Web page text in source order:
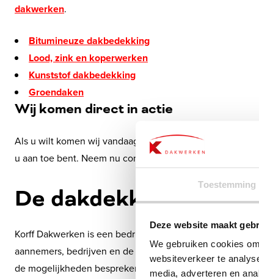
Toestemming
Deze website maakt
We gebruiken cookies
websiteverkeer te
media, adverteren en
dakwerken.
Bitumineuze dakbedekking
Lood, zink en koperwerken
Kunststof dakbedekking
Groendaken
Wij komen direct in actie
Als u wilt komen wij vandaag nog langs. Wij gaan het
u aan toe bent. Neem nu contact op voor een vrijblijvend
De dakdekker voor
Korff Dakwerken is een bedrijf dat zich vooral richt op
aannemers, bedrijven en de woningbouw. Bent u een
de mogelijkheden bespreken en een offerteop maat